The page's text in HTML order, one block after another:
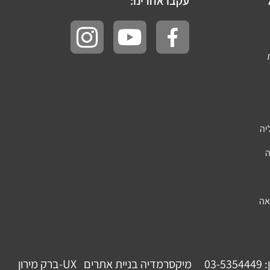
מיקסרמדיה בניית אתרים UX-ברק מירון 03-5354449